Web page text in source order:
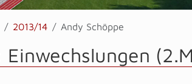
2013/14 Andy Schöppe
Einwechslungen